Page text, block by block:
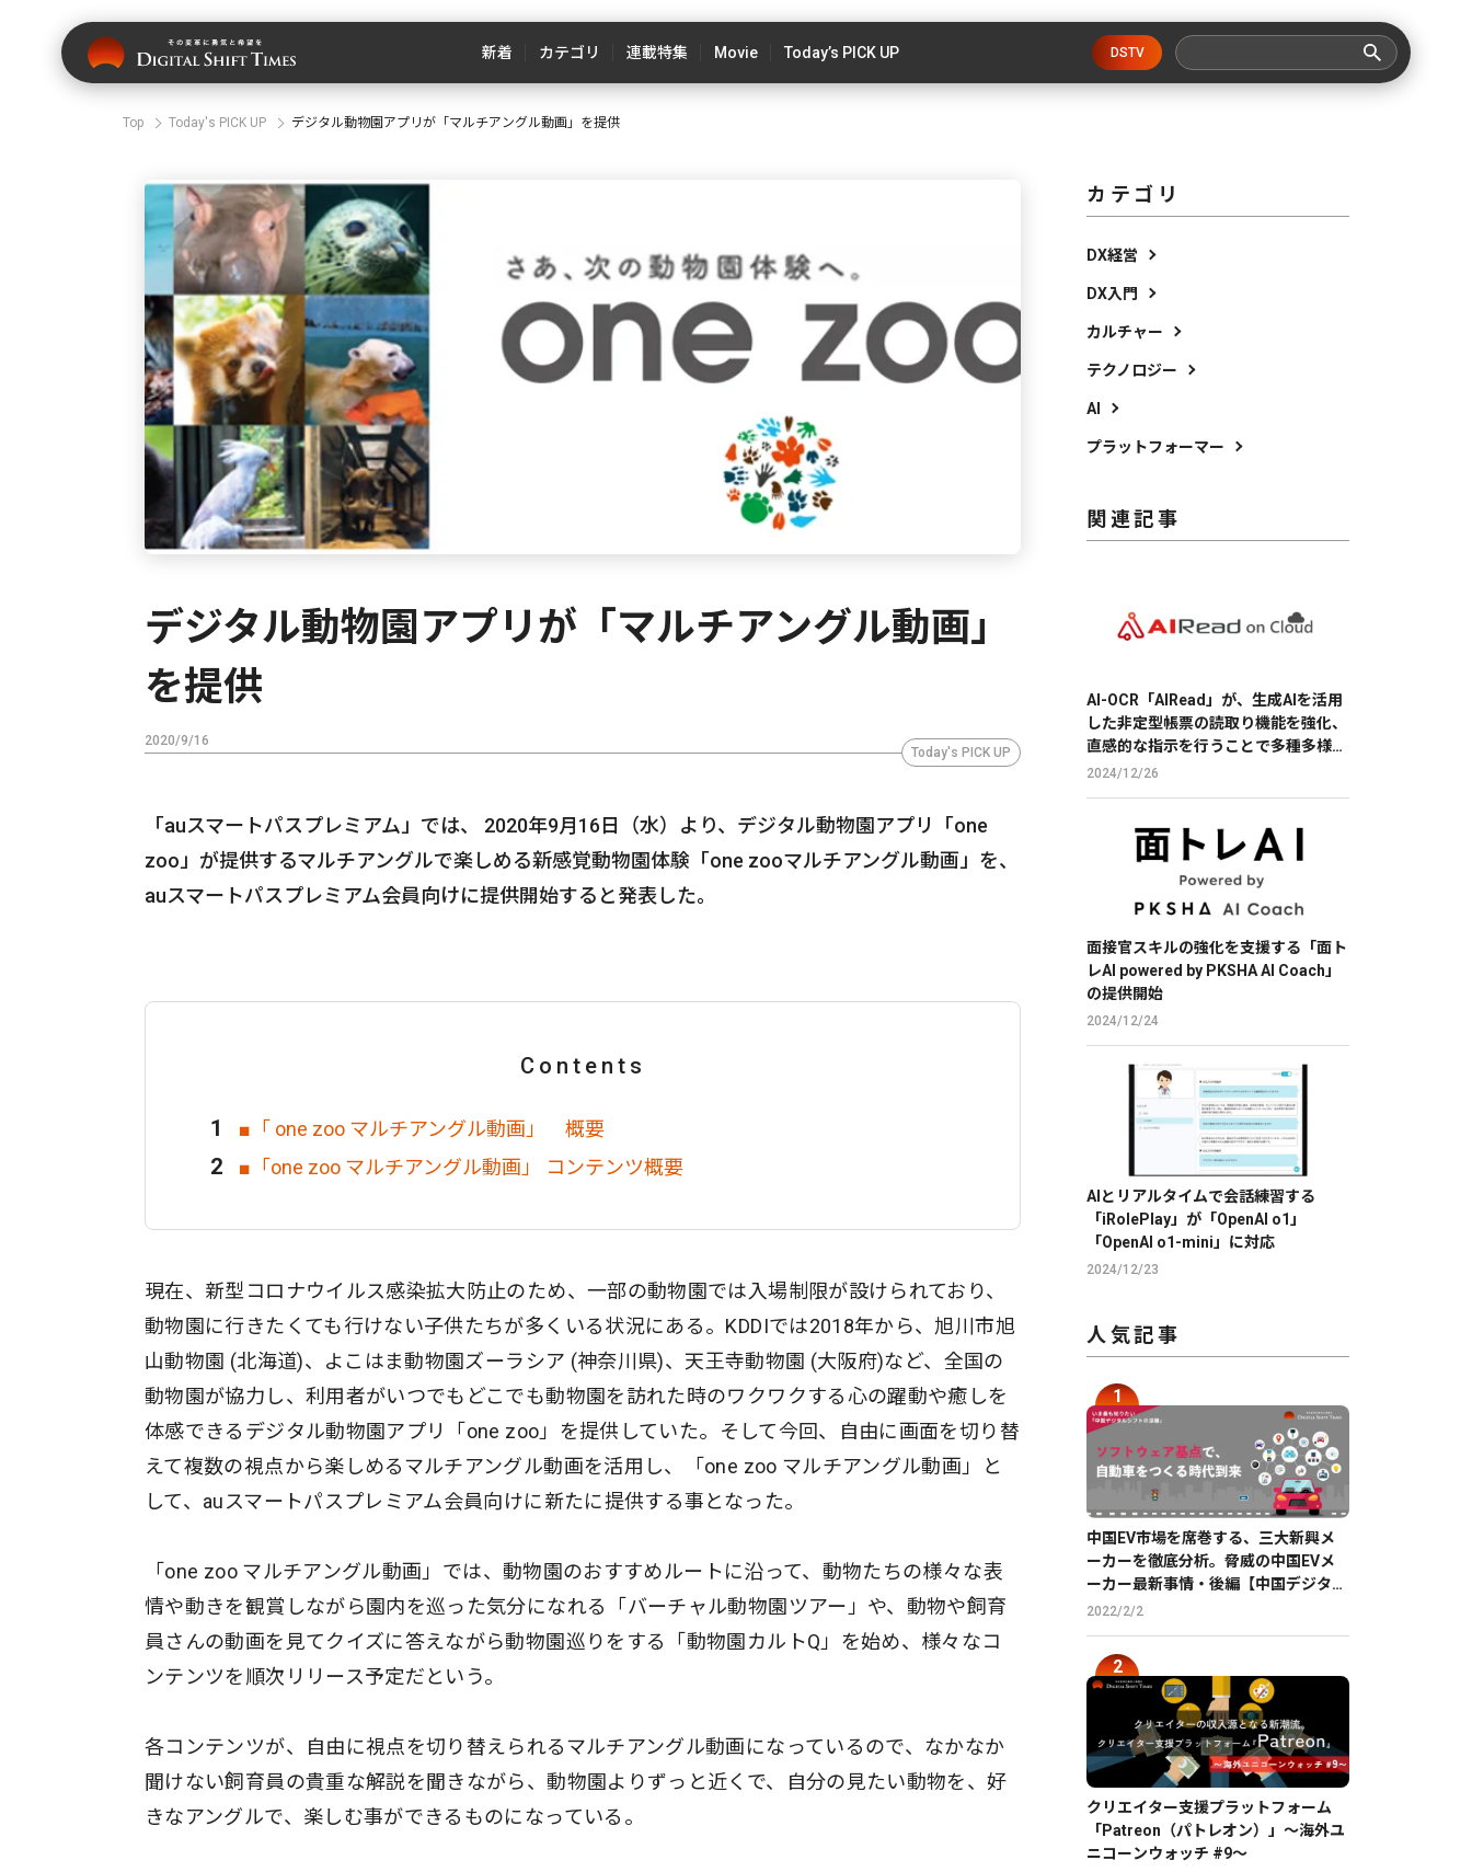
新着 カテゴリ 連載特集 Movie Today’s PICK UP DSTV
Top Today's PICK UP デジタル動物園アプリが「マルチアングル動画」を提供
デジタル動物園アプリが「マルチアングル動画」
を提供
2020/9/16
Today's PICK UP
「auスマートパスプレミアム」では、 2020年9月16日（水）より、デジタル動物園アプリ「one
zoo」が提供するマルチアングルで楽しめる新感覚動物園体験「one zooマルチアングル動画」を、
auスマートパスプレミアム会員向けに提供開始すると発表した。
Contents
■「 one zoo マルチアングル動画」 概要
■「one zoo マルチアングル動画」 コンテンツ概要
現在、新型コロナウイルス感染拡大防止のため、一部の動物園では入場制限が設けられており、
動物園に行きたくても行けない子供たちが多くいる状況にある。KDDIでは2018年から、旭川市旭
山動物園 (北海道)、よこはま動物園ズーラシア (神奈川県)、天王寺動物園 (大阪府)など、全国の
動物園が協力し、利用者がいつでもどこでも動物園を訪れた時のワクワクする心の躍動や癒しを
体感できるデジタル動物園アプリ「one zoo」を提供していた。そして今回、自由に画面を切り替
えて複数の視点から楽しめるマルチアングル動画を活用し、「one zoo マルチアングル動画」と
して、auスマートパスプレミアム会員向けに新たに提供する事となった。
「one zoo マルチアングル動画」では、動物園のおすすめルートに沿って、動物たちの様々な表
情や動きを観賞しながら園内を巡った気分になれる「バーチャル動物園ツアー」や、動物や飼育
員さんの動画を見てクイズに答えながら動物園巡りをする「動物園カルトQ」を始め、様々なコ
ンテンツを順次リリース予定だという。
各コンテンツが、自由に視点を切り替えられるマルチアングル動画になっているので、なかなか
聞けない飼育員の貴重な解説を聞きながら、動物園よりずっと近くで、自分の見たい動物を、好
きなアングルで、楽しむ事ができるものになっている。
カテゴリ
DX経営
DX入門
カルチャー
テクノロジー
AI
プラットフォーマー
関連記事
AI-OCR「AIRead」が、生成AIを活用
した非定型帳票の読取り機能を強化、
直感的な指示を行うことで多種多様な
帳票の読取りを実現
2024/12/26
面接官スキルの強化を支援する「面ト
レAI powered by PKSHA AI Coach」
の提供開始
2024/12/24
AIとリアルタイムで会話練習する
「iRolePlay」が「OpenAI o1」
「OpenAI o1-mini」に対応
2024/12/23
人気記事
中国EV市場を席巻する、三大新興メ
ーカーを徹底分析。脅威の中国EVメ
ーカー最新事情・後編【中国デジタル
企業最前線】
2022/2/2
クリエイター支援プラットフォーム
「Patreon（パトレオン）」〜海外ユ
ニコーンウォッチ #9〜